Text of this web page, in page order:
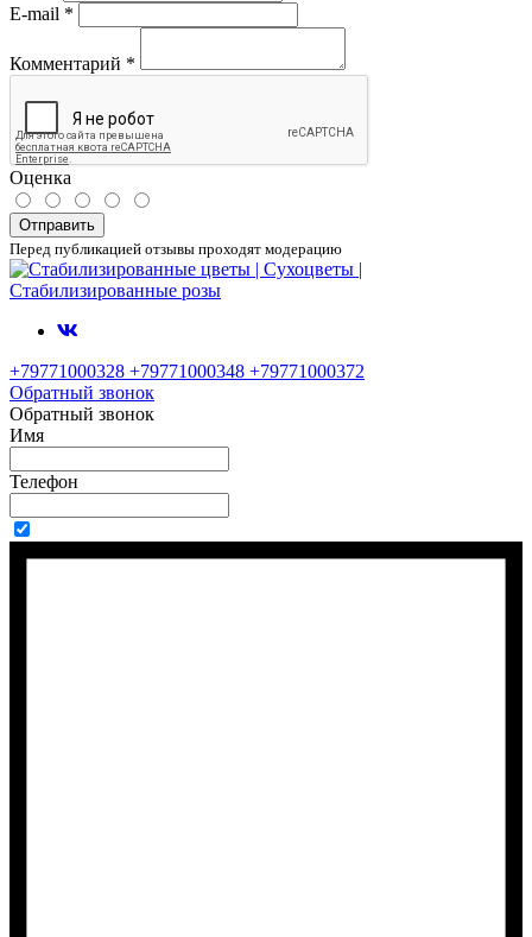
E-mail *
Комментарий *
Оценка
Отправить
Перед публикацией отзывы проходят модерацию
+79771000328 +79771000348 +79771000372
Обратный звонок
Обратный звонок
Имя
Телефон